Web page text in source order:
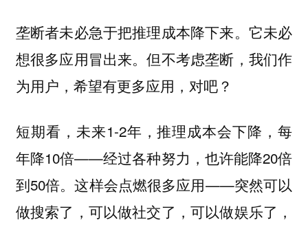
垄断者未必急于把推理成本降下来。它未必
想很多应用冒出来。但不考虑垄断，我们作
为用户，希望有更多应用，对吧？
短期看，未来1-2年，推理成本会下降，每
年降10倍——经过各种努力，也许能降20倍
到50倍。这样会点燃很多应用——突然可以
做搜索了，可以做社交了，可以做娱乐了，